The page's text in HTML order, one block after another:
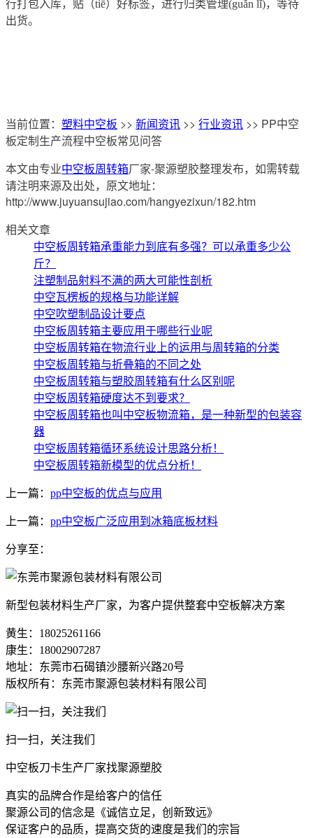
行打包入库，贴（tiē）好标签，进行归类管理(guǎn lǐ)，等待
出货。
当前位置： 塑料中空板 >> 新闻资讯 >> 行业资讯 >> PP中空
板定制生产流程中空板常见问答
本文由专业中空板周转箱厂家-聚源塑胶整理发布，如需转载
请注明来源及出处，原文地址：
http://www.juyuansujiao.com/hangyezixun/182.htm
相关文章
中空板周转箱承重能力到底有多强？可以承重多少公
斤？
注塑制品射料不满的两大可能性剖析
中空瓦楞板的规格与功能详解
中空吹塑制品设计要点
中空板周转箱主要应用于哪些行业呢
中空板周转箱在物流行业上的运用与周转箱的分类
中空板周转箱与折叠箱的不同之处
中空板周转箱与塑胶周转箱有什么区别呢
中空板周转箱硬度达不到要求？
中空板周转箱也叫中空板物流箱，是一种新型的包装容
器
中空板周转箱循环系统设计思路分析！
中空板周转箱新模型的优点分析！
上一篇： pp中空板的优点与应用
上一篇： pp中空板广泛应用到冰箱底板材料
分享至：
新型包装材料生产厂家，为客户提供整套中空板解决方案
黄生：18025261166
康生：18002907287
地址：东莞市石碣镇沙腰新兴路20号
版权所有：东莞市聚源包装材料有限公司
扫一扫，关注我们
中空板刀卡生产厂家找聚源塑胶
真实的品牌合作是给客户的信任
聚源公司的信念是《诚信立足，创新致远》
保证客户的品质，提高交货的速度是我们的宗旨